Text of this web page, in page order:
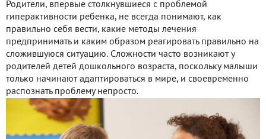
Родители, впервые столкнувшиеся с проблемой
гиперактивности ребенка, не всегда понимают, как
правильно себя вести, какие методы лечения
предпринимать и каким образом реагировать правильно на
сложившуюся ситуацию. Сложности часто возникают у
родителей детей дошкольного возраста, поскольку малыши
только начинают адаптироваться в мире, и своевременно
распознать проблему непросто.